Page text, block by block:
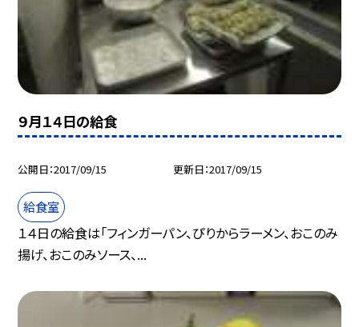
９月１４日の給食
公開日 2017/09/15 更新日 2017/09/15
給食室
１４日の給食は「フィンガーパン、ぴりからラーメン、おこのみ
揚げ、おこのみソース、...